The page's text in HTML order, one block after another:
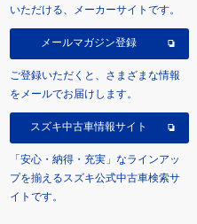
いただける、メーカーサイトです。
メールマガジン登録
ご登録いただくと、さまざまな情報
をメールでお届けします。
スズキ中古車情報サイト
「安心・納得・充実」なラインアッ
プを揃えるスズキ公式中古車検索サ
イトです。